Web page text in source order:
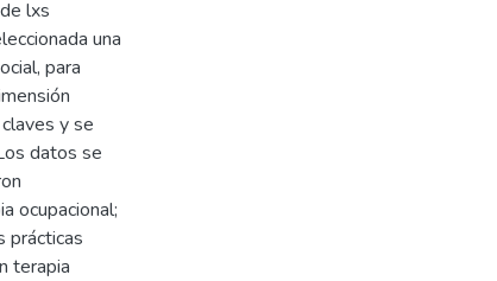
lxs
una
para
y se
datos se
ocupacional;
prácticas
terapia